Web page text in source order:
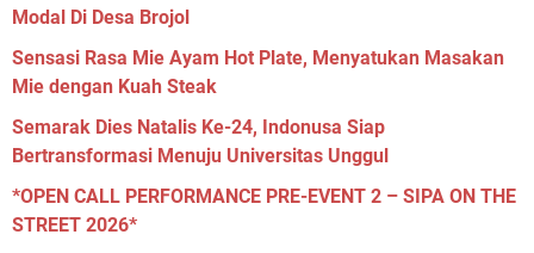
Modal Di Desa Brojol
Sensasi Rasa Mie Ayam Hot Plate, Menyatukan Masakan
Mie dengan Kuah Steak
Semarak Dies Natalis Ke-24, Indonusa Siap
Bertransformasi Menuju Universitas Unggul
*OPEN CALL PERFORMANCE PRE-EVENT 2 – SIPA ON THE
STREET 2026*